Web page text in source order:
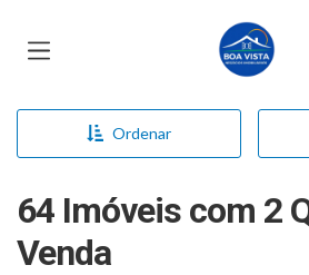
Página
Ordenar
64 Imóveis com 2
Venda